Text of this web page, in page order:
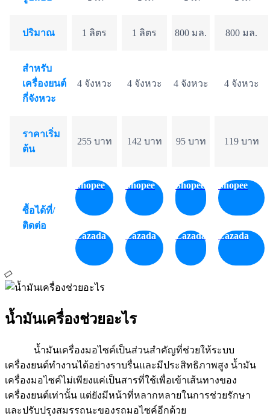
ปริมาณ 1 ลิตร 1 ลิตร 800 มล. 800 มล.
สำหรับ
เครื่องยนต์
กี่จังหวะ
4 จังหวะ 4 จังหวะ 4 จังหวะ 4 จังหวะ
ราคาเริ่ม
ต้น
255 บาท 142 บาท 95 บาท 119 บาท
ซื้อได้ที่/
ติดต่อ
Shopee
Lazada
Shopee
Lazada
Shopee
Lazada
Shopee
Lazada
น้ำมันเครื่องช่วยอะไร
น้ำมันเครื่องมอไซค์เป็นส่วนสำคัญที่ช่วยให้ระบบ
เครื่องยนต์ทำงานได้อย่างราบรื่นและมีประสิทธิภาพสูง น้ำมัน
เครื่องมอไซค์ไม่เพียงแค่เป็นสารที่ใช้เพื่อเข้าเส้นทางของ
เครื่องยนต์เท่านั้น แต่ยังมีหน้าที่หลากหลายในการช่วยรักษา
และปรับปรุงสมรรถนะของรถมอไซค์อีกด้วย